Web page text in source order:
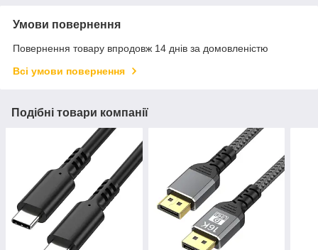
Умови повернення
Повернення товару впродовж 14 днів за домовленістю
Всі умови повернення
Подібні товари компанії